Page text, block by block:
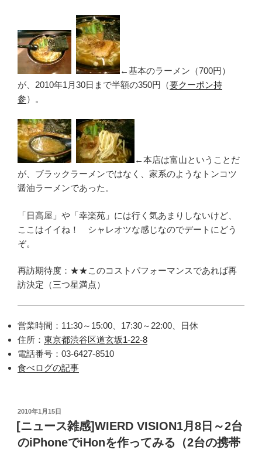
←基本のラーメン（700円）
が、2010年1月30日まで半額の350円（要クーポン持
参）。
←本店は富山ということだ
が、ブラックラーメンではなく、家系のようなトンコツ
醤油ラーメンであった。
「日高屋」や「幸楽苑」には行く気あまりしないけど、
ここはイイね！ シャレオツな感じなのでデートにどう
ぞ。
再訪期待度：★★このコストパフォーマンスであれば再
訪決定（三つ星満点）
営業時間：11:30～15:00、17:30～22:00、日休
住所： 東京都渋谷区道玄坂1-22-8
電話番号：03-6427-8510
食べログの記事
投
稿
日:
2010年1月15日
[ニュース雑感]WIERD VISION1月8日～2台
のiPhoneでiHonを作ってみる（2台の携帯